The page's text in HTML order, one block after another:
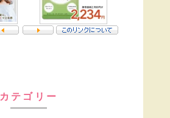
カテゴリー